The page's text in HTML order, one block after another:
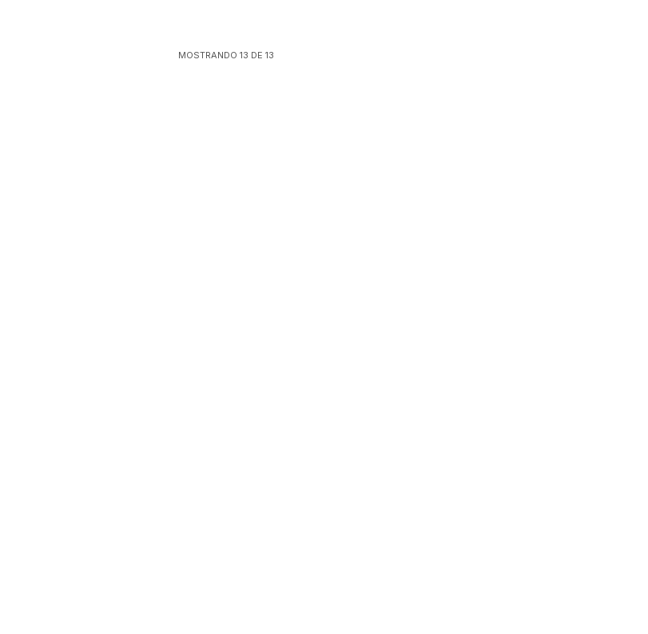
MOSTRANDO13 DE13